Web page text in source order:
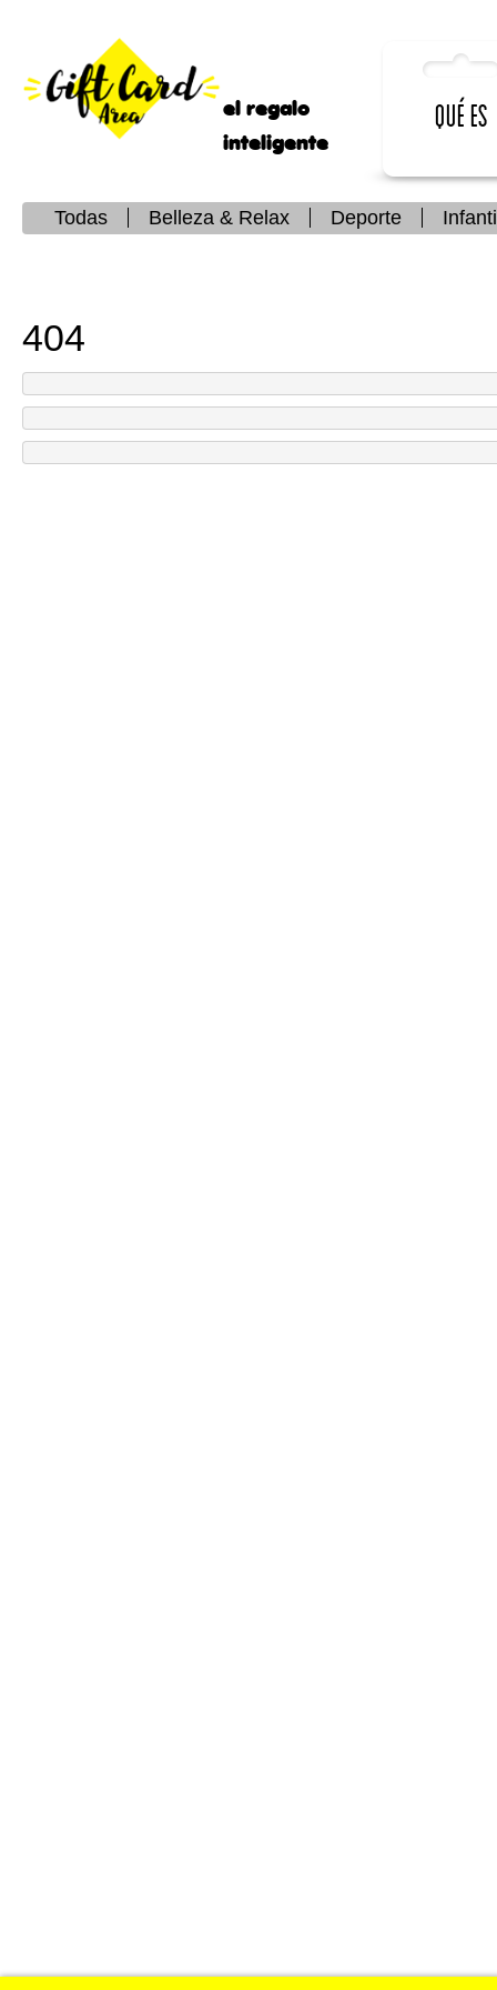
el regalo
inteligente
Qué es
Todas Belleza & Relax Deporte
404